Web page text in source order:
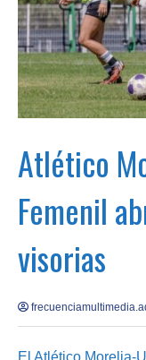
Atlético
Femenil
visorias